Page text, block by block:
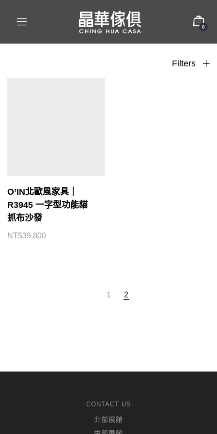
0
Filters
O’IN北歐風家具｜
R3945 一字型功能貓
抓布沙發
NT$39,800
1 2
CONTACT US
北部展館